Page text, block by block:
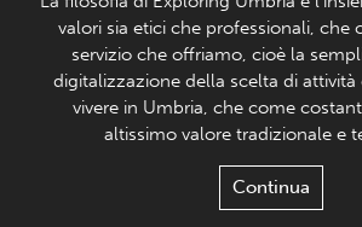
valori sia etici che professionali, che
servizio che offriamo, cioè la
digitalizzazione della scelta di attività
vivere in Umbria, che come
altissimo valore tradizionale e
Continua